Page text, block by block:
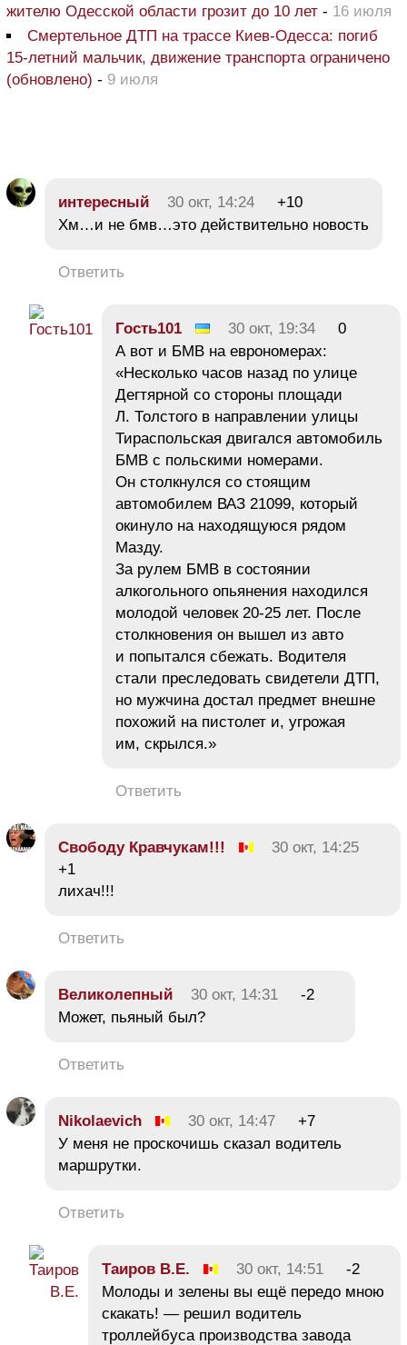
жителю Одесской области грозит до 10 лет - 16 июля
Смертельное ДТП на трассе Киев-Одесса: погиб
15-летний мальчик, движение транспорта ограничено
(обновлено) - 9 июля
интересный 30 окт, 14:24
+10
Хм…и не бмв…это действительно новость
Ответить
Гость101 30 окт, 19:34
0
А вот и БМВ на еврономерах:
«Несколько часов назад по улице
Дегтярной со стороны площади
Л. Толстого в направлении улицы
Тираспольская двигался автомобиль
БМВ c польскими номерами.
Он столкнулся со стоящим
автомобилем ВАЗ 21099, который
окинуло на находящуюся рядом
Mазду.
За рулем БМВ в состоянии
алкогольного опьянения находился
молодой человек 20-25 лет. После
столкновения он вышел из авто
и попытался сбежать. Водителя
стали преследовать свидетели ДТП,
но мужчина достал предмет внешне
похожий на пистолет и, угрожая
им, скрылся.»
Ответить
Свободу Кравчукам!!!
30 окт, 14:25
+1
лихач!!!
Ответить
Великолепный 30 окт, 14:31
-2
Может, пьяный был?
Ответить
Nikolaevich 30 окт, 14:47
+7
У меня не проскочишь сказал водитель
маршрутки.
Ответить
Таиров В.Е. 30 окт, 14:51
-2
Молоды и зелены вы ещё передо мною
скакать! — решил водитель
троллейбуса производства завода